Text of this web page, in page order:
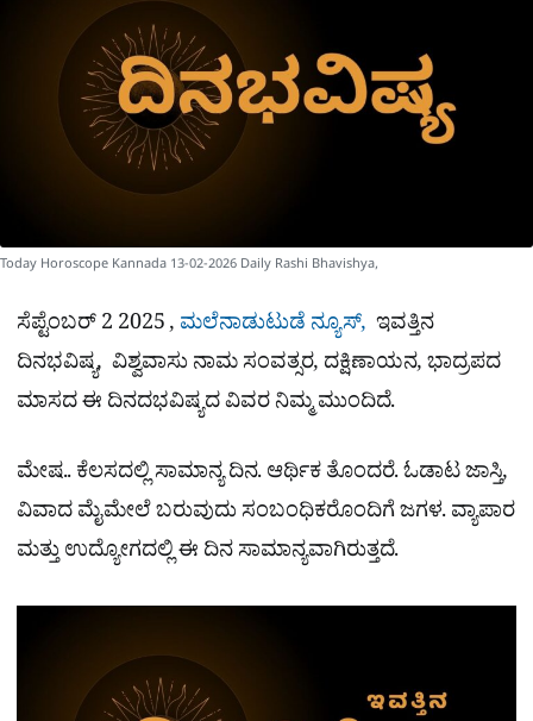
Today Horoscope Kannada 13-02-2026 Daily Rashi Bhavishya,
ಸೆಪ್ಟೆಂಬರ್ 2 2025 , ಮಲೆನಾಡುಟುಡೆ ನ್ಯೂಸ್, ಇವತ್ತಿನ
ದಿನಭವಿಷ್ಯ, ವಿಶ್ವವಾಸು ನಾಮ ಸಂವತ್ಸರ, ದಕ್ಷಿಣಾಯನ, ಭಾದ್ರಪದ
ಮಾಸದ ಈ ದಿನದಭವಿಷ್ಯದ ವಿವರ ನಿಮ್ಮ ಮುಂದಿದೆ.
ಮೇಷ.. ಕೆಲಸದಲ್ಲಿ ಸಾಮಾನ್ಯ ದಿನ. ಆರ್ಥಿಕ ತೊಂದರೆ. ಓಡಾಟ ಜಾಸ್ತಿ,
ವಿವಾದ ಮೈಮೇಲೆ ಬರುವುದು ಸಂಬಂಧಿಕರೊಂದಿಗೆ ಜಗಳ. ವ್ಯಾಪಾರ
ಮತ್ತು ಉದ್ಯೋಗದಲ್ಲಿ ಈ ದಿನ ಸಾಮಾನ್ಯವಾಗಿರುತ್ತದೆ.